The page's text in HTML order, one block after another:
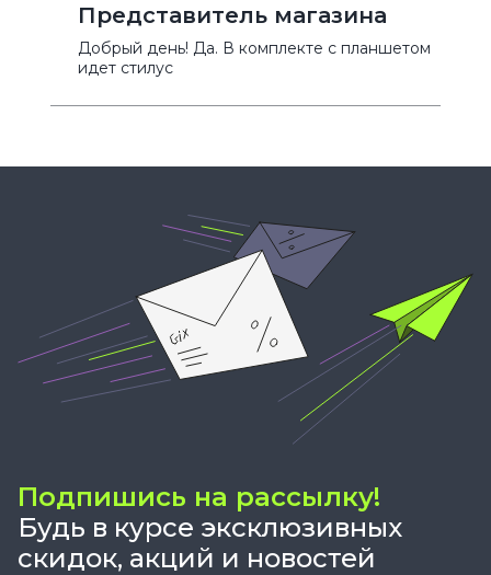
Представитель магазина
Добрый день! Да. В комплекте с планшетом
идет стилус
Подпишись на рассылку!
Будь в курсе эксклюзивных
скидок, акций и новостей